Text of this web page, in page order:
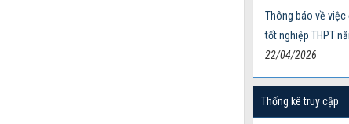
Thông báo về việc
tốt nghiệp THPT
22/04/2026
Thống kê truy cập